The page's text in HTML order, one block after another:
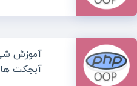
آبجکت ها